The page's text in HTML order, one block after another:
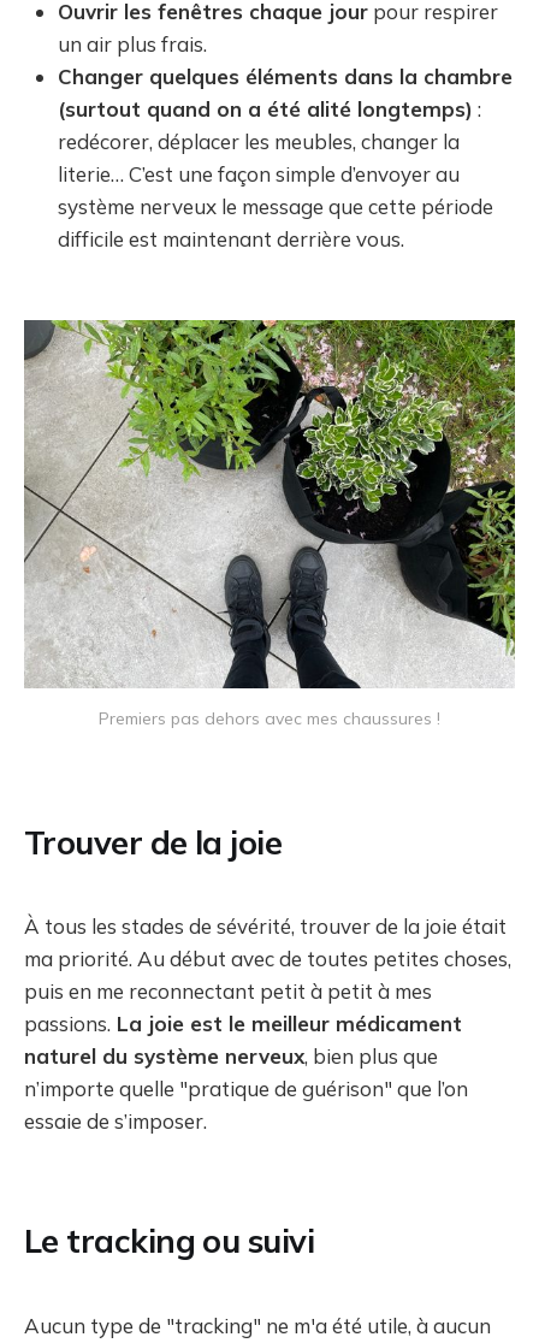
Ouvrir les fenêtres chaque jour pour respirer
un air plus frais.
Changer quelques éléments dans la chambre
(surtout quand on a été alité longtemps) :
redécorer, déplacer les meubles, changer la
literie… C’est une façon simple d’envoyer au
système nerveux le message que cette période
difficile est maintenant derrière vous.
Premiers pas dehors avec mes chaussures !
Trouver de la joie
À tous les stades de sévérité, trouver de la joie était
ma priorité. Au début avec de toutes petites choses,
puis en me reconnectant petit à petit à mes
passions. La joie est le meilleur médicament
naturel du système nerveux, bien plus que
n’importe quelle "pratique de guérison" que l’on
essaie de s’imposer.
Le tracking ou suivi
Aucun type de "tracking" ne m'a été utile, à aucun